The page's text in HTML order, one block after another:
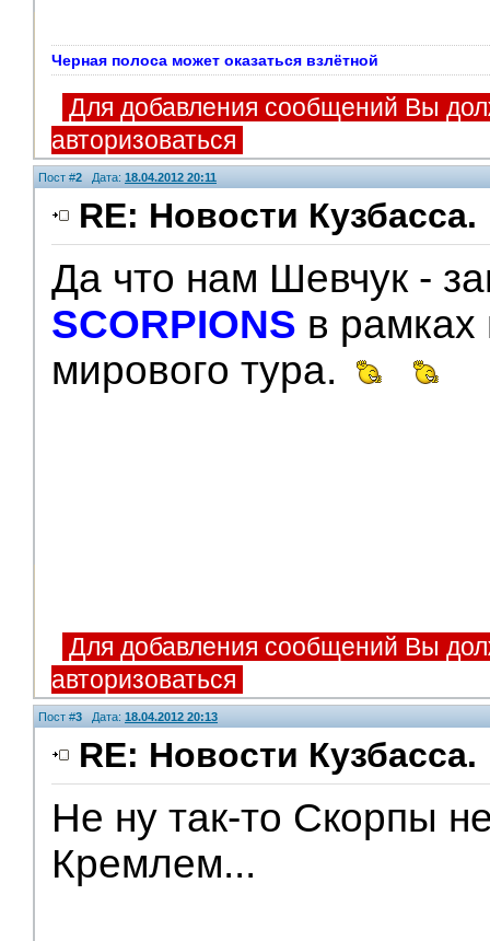
Черная полоса может оказаться взлётной
Для добавления сообщений Вы
авторизоваться
Пост #2 Дата: 18.04.2012 20:11
RE: Новости Кузбасса.
Да что нам Шевчук -
SCORPIONS в
мирового тура.
V.I.P.
Для добавления сообщений Вы
авторизоваться
Пост #3 Дата: 18.04.2012 20:13
RE: Новости Кузбасса.
Не ну так-то Скорпы
Кремлем...
Помощники